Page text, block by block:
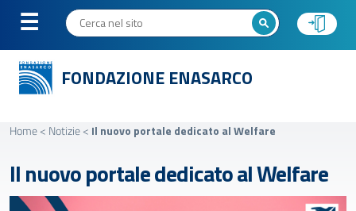
FONDAZIONE ENASARCO
Home< Notizie< Il nuovo portale dedicato al Welfare
Il nuovo portale dedicato al Welfare